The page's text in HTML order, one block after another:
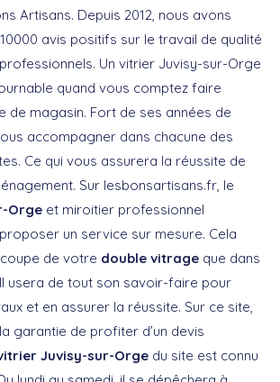
Artisans. Depuis 2012, nous avons
avis positifs sur le travail de qualité
Un vitrier Juvisy-sur-Orge
quand vous comptez faire
de magasin. Fort de ses années de
accompagner dans chacune des
Ce qui vous assurera la réussite de
Sur lesbonsartisans.fr, le
Orge et miroitier professionnel
un service sur mesure. Cela
de votre double vitrage que dans
usera de tout son savoir-faire pour
et en assurer la réussite. Sur ce site,
garantie de profiter d’un devis
Juvisy-sur-Orge du site est connu